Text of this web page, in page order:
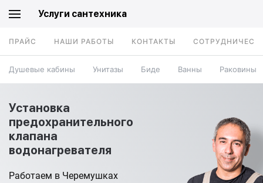
Услуги сантехника
ПРАЙС НАШИ РАБОТЫ КОНТАКТЫ
Душевые кабины Унитазы Биде Ванны Раковины
Установка
предохранительного
клапана
водонагревателя
Работаем в Черемушках